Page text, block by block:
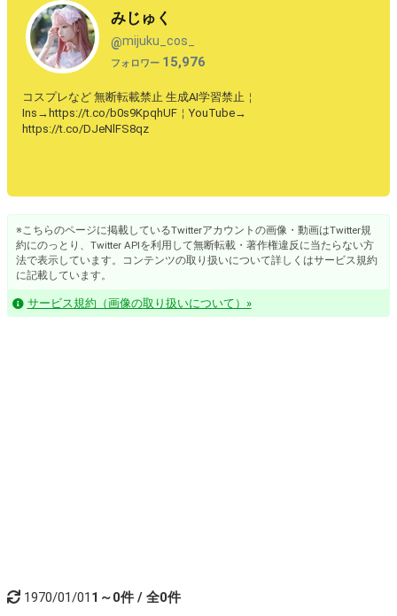
みじゅく
@mijuku_cos_
フォロワー 15,976
コスプレなど 無断転載禁止 生成AI学習禁止￤
Ins→https://t.co/b0s9KpqhUF￤YouTube→
https://t.co/DJeNlFS8qz
※こちらのページに掲載しているTwitterアカウントの画像・動画はTwitter規
約にのっとり、Twitter APIを利用して無断転載・著作権違反に当たらない方
法で表示しています。コンテンツの取り扱いについて詳しくはサービス規約
に記載しています。
サービス規約（画像の取り扱いについて）»
1970/01/01 1～0件 / 全0件